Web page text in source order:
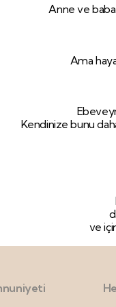
Anne ve
Ama
Kendinize bunu
ve